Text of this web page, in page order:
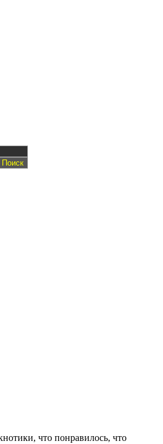
что понравилось, что